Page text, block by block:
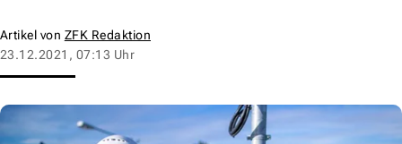
Artikel von ZFK Redaktion
23.12.2021, 07:13 Uhr